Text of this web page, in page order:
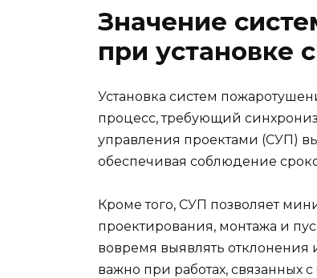
Значение
при установке
Установка систем
процесс, требующий
управления проектами (СУП)
обеспечивая соблюдение
Кроме того, СУП позволяет
проектирования, монтажа и
вовремя выявлять
важно при работах, связанных с